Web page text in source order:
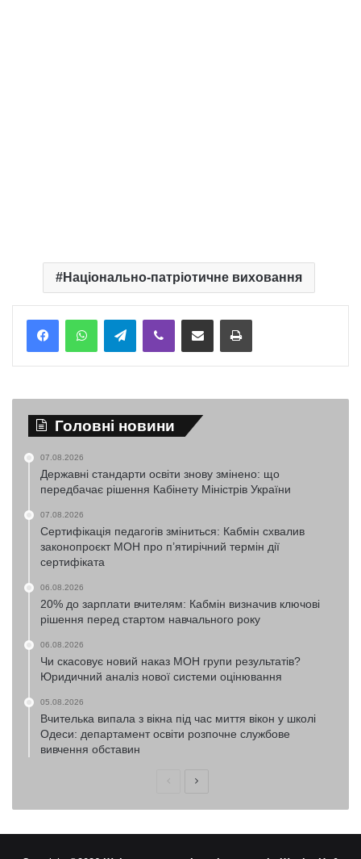
Національно-патріотичне виховання
TelegramViber Надіслати електронною поштоюНадрукувати
Головні новини
07.08.2026
Державні стандарти освіти знову змінено: що
передбачає рішення Кабінету Міністрів України
07.08.2026
Сертифікація педагогів зміниться: Кабмін схвалив
законопроєкт МОН про п’ятирічний термін дії
сертифіката
06.08.2026
20% до зарплати вчителям: Кабмін визначив ключові
рішення перед стартом навчального року
06.08.2026
Чи скасовує новий наказ МОН групи результатів?
Юридичний аналіз нової системи оцінювання
05.08.2026
Вчителька випала з вікна під час миття вікон у школі
Одеси: департамент освіти розпочне службове
вивчення обставин
ПопередняНаступна